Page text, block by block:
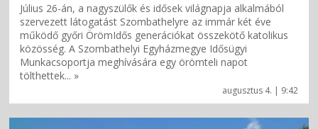
augusztus 4. | 9:42
Július 26-án, a nagyszülők és idősek világnapja alkalmából
szervezett látogatást Szombathelyre az immár két éve
működő győri ÖrömIdős generációkat összekötő katolikus
közösség. A Szombathelyi Egyházmegye Idősügyi
Munkacsoportja meghívására egy örömteli napot
tölthettek... »